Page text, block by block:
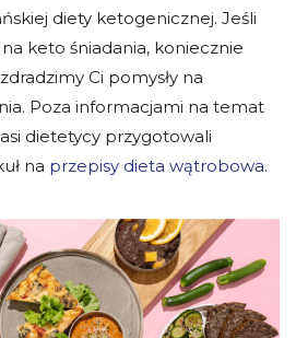
diety ketogenicznej. Jeśli
keto śniadania, koniecznie
Ci pomysły na
Poza informacjami na temat
dietetycy przygotowali
na przepisy dieta wątrobowa.